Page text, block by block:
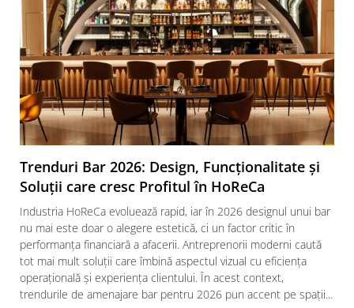
Trenduri Bar 2026: Design, Funcționalitate și
Soluții care cresc Profitul în HoReCa
Industria HoReCa evoluează rapid, iar în 2026 designul unui bar
nu mai este doar o alegere estetică, ci un factor critic în
performanța financiară a afacerii. Antreprenorii moderni caută
tot mai mult soluții care îmbină aspectul vizual cu eficiența
operațională și experiența clientului. În acest context,
trendurile de amenajare bar pentru 2026 pun accent pe spații...